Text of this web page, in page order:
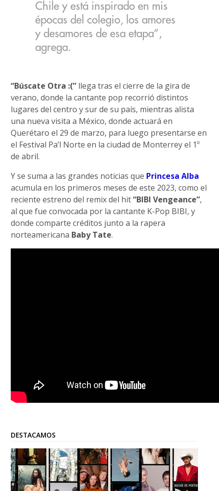
Chile y está inspirado en mis
épocas del colegio, los amores
y desamores de esa etapa”,
agrega.
“Búscate Otra :(” llega tras el cierre de la gira de
verano, donde la cantante pop recorrió distintos
lugares del centro y sur de su país, mientras alista
una nueva visita a México, donde actuará en
Querétaro el 29 de marzo, para luego presentarse en
el Festival Pa’l Norte en la ciudad de Monterrey el 1º
de abril.
Y se suma a las grandes noticias que Princesa Alba
acumula en los primeros meses de este 2023, como el
reciente estreno del remix del hit“BIBI Vengeance”,
al que fue convocada por la cantante K-Pop BIBI, y
donde comparte créditos junto a la rapera
norteamericana Baby Tate.
DESTACAMOS